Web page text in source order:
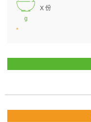
g
X 份
*